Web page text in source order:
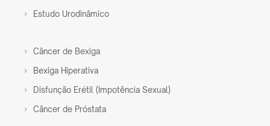
Estudo Urodinâmico
Câncer de Bexiga
Bexiga Hiperativa
Disfunção Erétil (Impotência Sexual)
Câncer de Próstata